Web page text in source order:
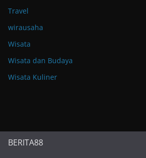
Travel
wirausaha
Wisata
Wisata dan Budaya
Wisata Kuliner
BERITA88